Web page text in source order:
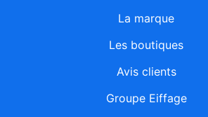
La marque
Les boutiques
Avis clients
Groupe Eiffage